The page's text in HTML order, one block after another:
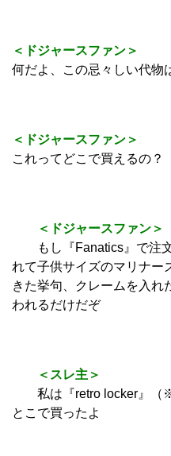
＜ドジャースファン＞
何だよ、この忌々しい代物
＜ドジャースファン＞
これってどこで買えるの？
＜ドジャースファン＞
もし『Fanatics』で注文
れて子供サイズのマリナー
きた挙句、クレームを入れ
われるだけだぞ
＜スレ主＞
私は『retro locker』（
とこで買ったよ